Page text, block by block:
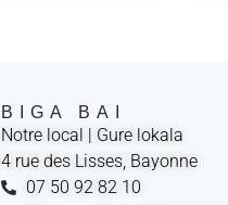
BIGA BAI
Notre local | Gure lokala
4 rue des Lisses, Bayonne
07 50 92 82 10